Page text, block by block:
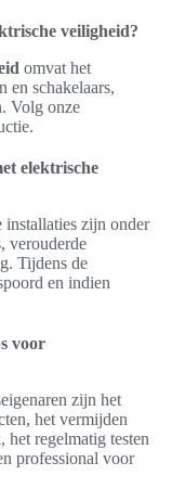
veiligheid?
omvat het
en schakelaars,
Volg onze
elektrische
installaties zijn onder
verouderde
Tijdens de
en indien
voor
zijn het
het vermijden
regelmatig testen
professional voor